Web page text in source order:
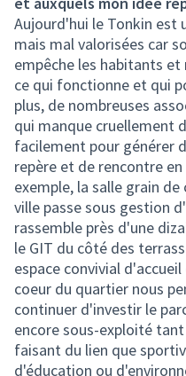
Aujourd'hui le Tonkin est
mais mal valorisées car
empêche les habitants
ce qui fonctionne et qui
plus, de nombreuses
qui manque cruellement
facilement pour générer
repère et de rencontre
exemple, la salle grain
ville passe sous gestion
rassemble près d'une
le GIT du côté des
espace convivial
coeur du quartier nous
continuer d'investir le
encore sous-exploité
faisant du lien que
d'éducation ou